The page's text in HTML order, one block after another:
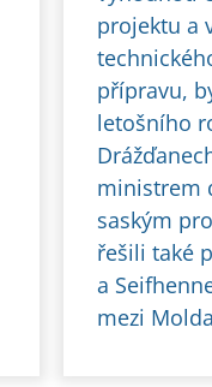
projektu a
přípravu,
letošního
ministrem
saským
řešili také
a
mezi